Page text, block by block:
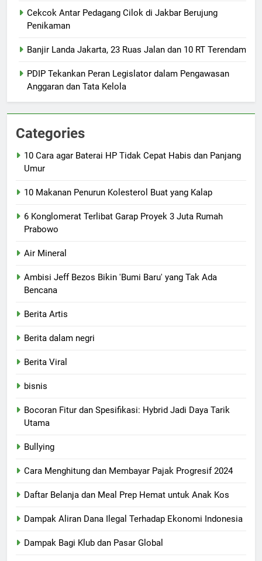
Cekcok Antar Pedagang Cilok di Jakbar Berujung
Penikaman
Banjir Landa Jakarta, 23 Ruas Jalan dan 10 RT Terendam
PDIP Tekankan Peran Legislator dalam Pengawasan
Anggaran dan Tata Kelola
Categories
10 Cara agar Baterai HP Tidak Cepat Habis dan Panjang
Umur
10 Makanan Penurun Kolesterol Buat yang Kalap
6 Konglomerat Terlibat Garap Proyek 3 Juta Rumah
Prabowo
Air Mineral
Ambisi Jeff Bezos Bikin 'Bumi Baru' yang Tak Ada
Bencana
Berita Artis
Berita dalam negri
Berita Viral
bisnis
Bocoran Fitur dan Spesifikasi: Hybrid Jadi Daya Tarik
Utama
Bullying
Cara Menghitung dan Membayar Pajak Progresif 2024
Daftar Belanja dan Meal Prep Hemat untuk Anak Kos
Dampak Aliran Dana Ilegal Terhadap Ekonomi Indonesia
Dampak Bagi Klub dan Pasar Global